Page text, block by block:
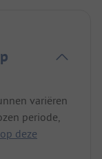
variëren
periode,
deze